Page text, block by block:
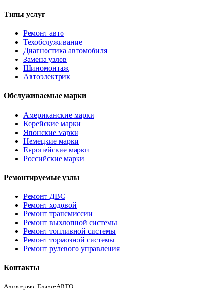
Типы услуг
Ремонт авто
Техобслуживание
Диагностика автомобиля
Замена узлов
Шиномонтаж
Автоэлектрик
Обслуживаемые марки
Американские марки
Корейские марки
Японские марки
Немецкие марки
Европейские марки
Российские марки
Ремонтируемые узлы
Ремонт ДВС
Ремонт ходовой
Ремонт трансмиссии
Ремонт выхлопной системы
Ремонт топливной системы
Ремонт тормозной системы
Ремонт рулевого управления
Контакты
Автосервис Елино-АВТО